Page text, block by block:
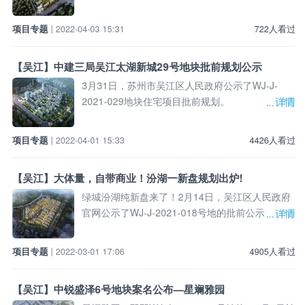
722人看过
项目专题 | 2022-04-03 15:31
【吴江】中建三局吴江太湖新城29号地块批前规划公示
3月31日，苏州市吴江区人民政府公示了WJ-J-
2021-029地块住宅项目批前规划。
4426人看过
项目专题 | 2022-04-01 15:33
【吴江】大体量，自带商业！汾湖一新盘规划出炉!
绿城汾湖纯新盘来了！2月14日，吴江区人民政府
官网公示了WJ-J-2021-018号地的批前公示！
4905人看过
项目专题 | 2022-03-01 17:06
【吴江】中锐盛泽6号地块案名公布—星斓雅园